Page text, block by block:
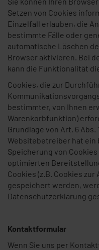
Setzen von Cookies
Einzelfall erlauben, die
bestimmte Fälle oder
automatische Löschen
Browser aktivieren. Bei
kann die Funktionalität
Cookies, die zur
bestimmter, von Ihnen
Warenkorbfunktion)
Grundlage von Art. 6 Abs.
Websitebetreiber hat ein
Speicherung von
optimierten
Cookies (z.B. Cookies
gespeichert werden,
Datenschutzerklärung
Kontaktformular
Wenn Sie uns per